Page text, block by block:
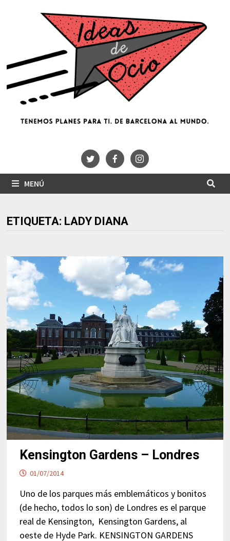
MENÚ
ETIQUETA: LADY DIANA
Kensington Gardens – Londres
01/07/2014
Uno de los parques más emblemáticos y bonitos
(de hecho, todos lo son) de Londres es el parque
real de Kensington, Kensington Gardens, al
oeste de Hyde Park. KENSINGTON GARDENS